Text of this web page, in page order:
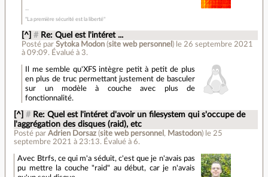
"La première sécurité est la liberté"
[^] # Re: Quel est l'intéret ...
Posté parSytoka Modon (site web personnel ) le 26 septembre 2021
à 09:09. Évalué à 3.
Il me semble qu'XFS intègre petit à petit de plus
en plus de truc permettant justement de basculer
sur un modèle à couche avec plus de
fonctionnalité.
[^] # Re: Quel est l'intéret d'avoir un filesystem qui s'occupe de
l'aggrégation des disques (raid), etc
Posté parAdrien Dorsaz (site web personnel , Mastodon) le 25
septembre 2021 à 23:13. Évalué à6.
Avec Btrfs, ce qui m'a séduit, c'est que je n'avais pas
pu mettre la couche "raid" au début, car je n'avais